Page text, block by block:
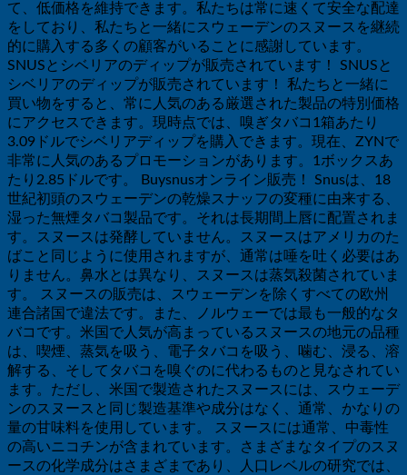
て、低価格を維持できます。私たちは常に速くて安全な配達
をしており、私たちと一緒にスウェーデンのスヌースを継続
的に購入する多くの顧客がいることに感謝しています。
SNUSとシベリアのディップが販売されています！ SNUSと
シベリアのディップが販売されています！ 私たちと一緒に
買い物をすると、常に人気のある厳選された製品の特別価格
にアクセスできます。現時点では、嗅ぎタバコ1箱あたり
3.09ドルでシベリアディップを購入できます。現在、ZYNで
非常に人気のあるプロモーションがあります。1ボックスあ
たり2.85ドルです。 Buysnusオンライン販売！ Snusは、18
世紀初頭のスウェーデンの乾燥スナッフの変種に由来する、
湿った無煙タバコ製品です。それは長期間上唇に配置されま
す。スヌースは発酵していません。スヌースはアメリカのた
ばこと同じように使用されますが、通常は唾を吐く必要はあ
りません。鼻水とは異なり、スヌースは蒸気殺菌されていま
す。 スヌースの販売は、スウェーデンを除くすべての欧州
連合諸国で違法です。また、ノルウェーでは最も一般的なタ
バコです。米国で人気が高まっているスヌースの地元の品種
は、喫煙、蒸気を吸う、電子タバコを吸う、噛む、浸る、溶
解する、そしてタバコを嗅ぐのに代わるものと見なされてい
ます。ただし、米国で製造されたスヌースには、スウェーデ
ンのスヌースと同じ製造基準や成分はなく、通常、かなりの
量の甘味料を使用しています。 スヌースには通常、中毒性
の高いニコチンが含まれています。さまざまなタイプのスヌ
ースの化学成分はさまざまであり、人口レベルの研究では、